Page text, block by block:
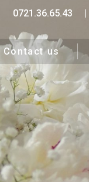
0721.36.65.43 |
Contact us